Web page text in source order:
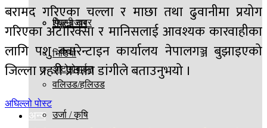
फिल्मी खबर
भिडियो
वलिउड/हलिउड
अन्य
शेएर बजार
आटोमोबाईल
उर्जा / कृषि
बरामद गरिएका चल्ला र माछा तथा ढुवानीमा प्रयोग
गरिएका अटोरिक्सा र मानिसलाई आवश्यक कारवाहीका
लागि पशु क्वारेन्टाइन कार्यालय नेपालगञ्ज बुझाइएको
जिल्ला प्रहरी प्रवक्ता डांगीले बताउनुभयो ।
अघिल्लो पोस्ट